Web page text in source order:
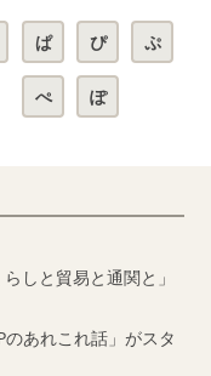
ぱ ぴ ぷ
ぺ ぽ
しと貿易と通関と」
あれこれ話」がスタ